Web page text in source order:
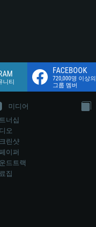
니티
FACEBOOK
720,000명 이상의
그룹 멤버
미디어
너십
오
린샷
이퍼
드트랙
집